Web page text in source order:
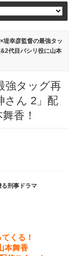
堤幸彦監督の最強タッ
代目パシリ役に山本
強タッグ再
さん 2」配
香！
刑事ドラマ
くる！
本舞香